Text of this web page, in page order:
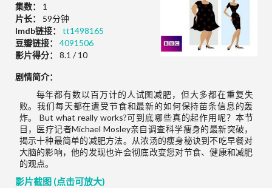
集数：
1
片长：
59分钟
Imdb链接：
tt1498165
豆瓣链接：
4091506
影片得分：
8.1 / 10
剧情简介：
每年都有数以百万计的人试图减肥，但大多都在重复失
败。我们每天都在遭受节食和最新的如何保持苗条信息的轰
炸。 But what really works?可到底哪些真的起作用呢？本节
目，医疗记者Michael Mosley亲自调查科学瘦身的最新突破，
揭示十种最简单的减肥方法。从浓汤的瘦身秘诀到不吃早餐对
大脑的影响，他的发现也许会彻底改变您对节食、健康和减肥
的观点。
影片截图 (点击可放大)